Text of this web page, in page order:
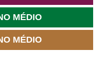
MÉDIO
MÉDIO